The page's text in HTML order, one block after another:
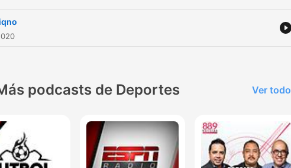
podcasts de Deportes Ver todo